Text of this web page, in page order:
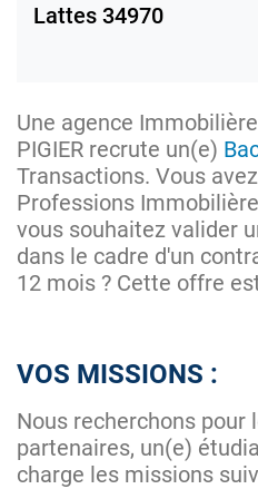
Lattes 34970
Une agence
PIGIER recrute un(e)
Transactions. Vous
Professions
vous souhaitez valider
dans le cadre d'un
12 mois ? Cette offre
VOS MISSIONS :
Nous recherchons pour
partenaires, un(e)
charge les missions